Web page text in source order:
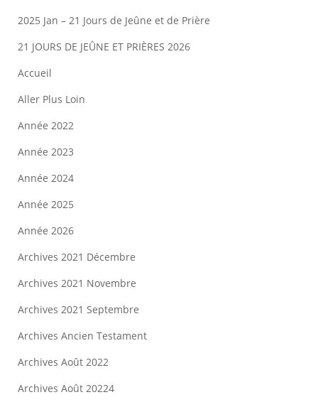
2025 Jan – 21 Jours de Jeûne et de Prière
21 JOURS DE JEÛNE ET PRIÈRES 2026
Accueil
Aller Plus Loin
Année 2022
Année 2023
Année 2024
Année 2025
Année 2026
Archives 2021 Décembre
Archives 2021 Novembre
Archives 2021 Septembre
Archives Ancien Testament
Archives Août 2022
Archives Août 20224